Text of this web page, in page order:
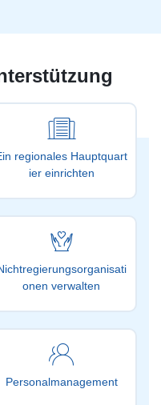
regionales Hauptquart
ier einrichten
onen verwalten
Personalmanagement